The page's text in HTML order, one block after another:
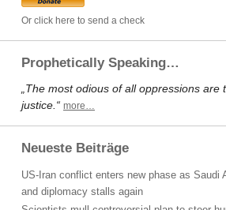
Or click here to send a check
Prophetically Speaking…
„The most odious of all oppressions
justice.“ more…
Neueste Beiträge
US-Iran conflict enters new phase as Saudi
and diplomacy stalls again